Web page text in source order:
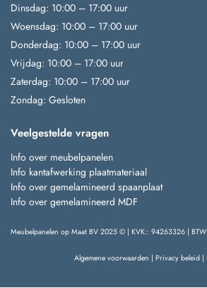
Dinsdag: 10:00 – 17:00 uur
Woensdag: 10:00 – 17:00 uur
Donderdag: 10:00 – 17:00 uur
Vrijdag: 10:00 – 17:00 uur
Zaterdag: 10:00 – 17:00 uur
Zondag: Gesloten
Veelgestelde vragen
Info over meubelpanelen
Info kantafwerking plaatmateriaal
Info over gemelamineerd spaanplaat
Info over gemelamineerd MDF
Meubelpanelen op Maat BV 2025 © | KVK:: 94263326 |
Algemene voorwaarden | Privacy beleid |